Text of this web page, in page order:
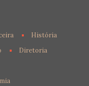
História
Diretoria